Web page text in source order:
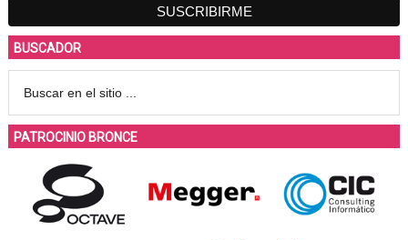
BUSCADOR
PATROCINIO BRONCE